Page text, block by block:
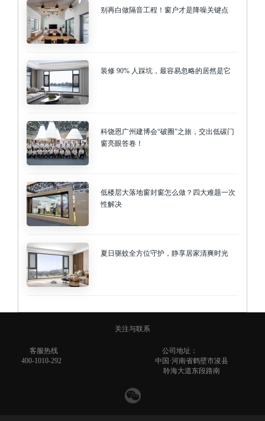
别再白做隔音工程！窗户才是降噪关键点
装修 90% 人踩坑，最容易忽略的居然是它
科饶恩广州建博会“破圈”之旅，交出低碳门
窗亮眼答卷！
低楼层大落地窗封窗怎么做？四大难题一次
性解决
夏日驱蚊全方位守护，静享居家清爽时光
关注与联系
客服热线
400-1010-292
公司地址：
中国·河南省鹤壁市浚县
聆海大道东段路南